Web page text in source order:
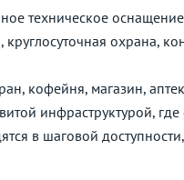
техническое
охрана,
кофейня, магазин,
инфраструктурой,
в шаговой